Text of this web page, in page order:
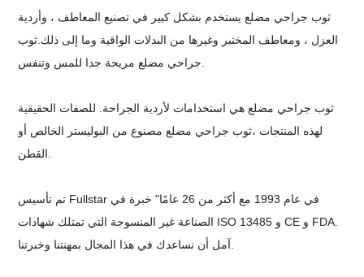
ثوب جراحي مضلع يستخدم بشكل كبير في تصنيع المعاطف ، وأردية
العزل ، ومعاطف المختبر وغيرها من البدلات الواقية وما إلى ذلك. ثوب
جراحي مضلع
ثوب جراحي مضلع هي استخدامات لأردية الجراحة. للصفات الحقيقية
لهذه المنتجات ،ثوب جراحي مضلع مصنوع من البوليستر الخالص أو
تم تأسيس Fullstar في عام 1993 مع أكثر من 26 عامًا "خبرة في
الصناعة غير المنسوجة التي تمتلك شهادات ISO 13485 و CE و FDA.